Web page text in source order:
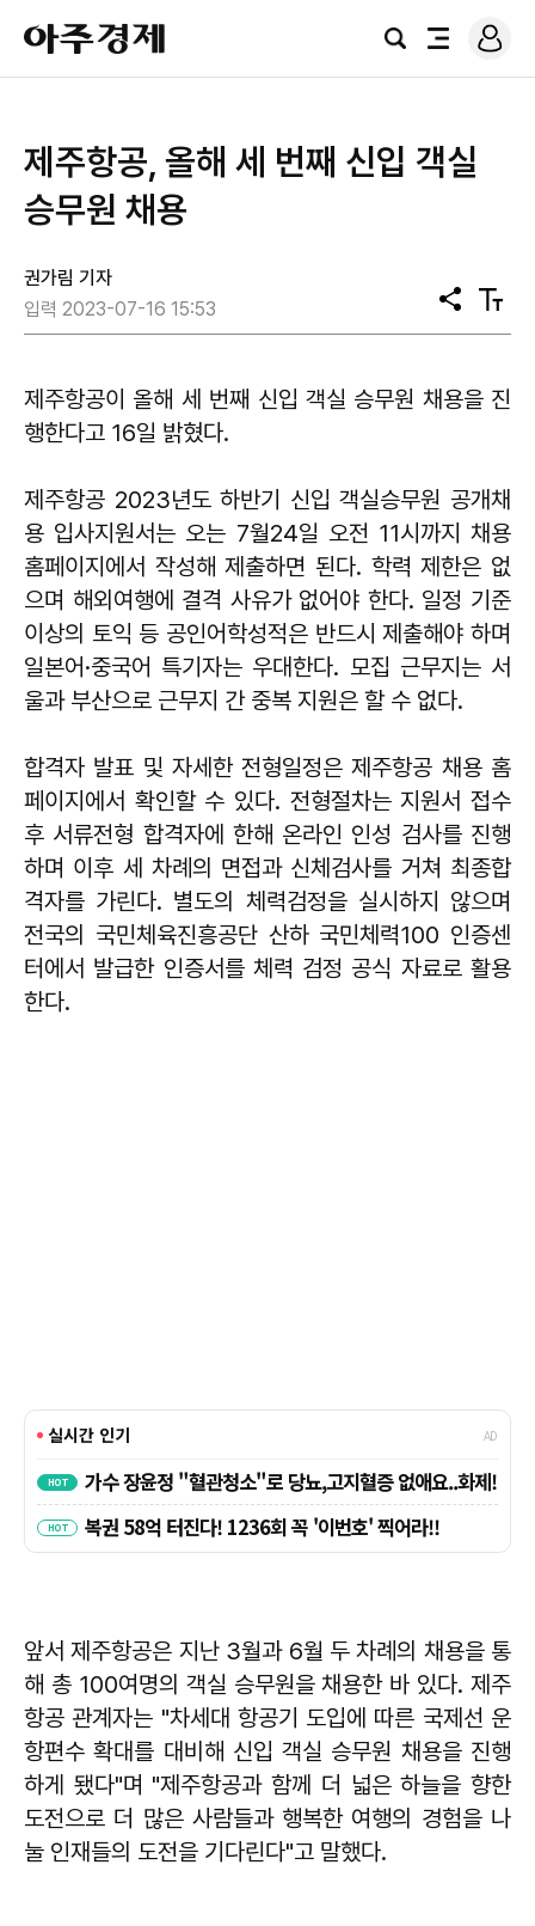
아
주
경
검
전
로
그
제주항공, 올해 세 번째 신입 객실
승무원 채용
권가림 기자
입력 2023-07-16 15:53
공
유
텍
스
기
제주항공이 올해 세 번째 신입 객실 승무원 채용을 진
행한다고 16일 밝혔다.
제주항공 2023년도 하반기 신입 객실승무원 공개채
용 입사지원서는 오는 7월24일 오전 11시까지 채용
홈페이지에서 작성해 제출하면 된다. 학력 제한은 없
으며 해외여행에 결격 사유가 없어야 한다. 일정 기준
이상의 토익 등 공인어학성적은 반드시 제출해야 하며
일본어·중국어 특기자는 우대한다. 모집 근무지는 서
울과 부산으로 근무지 간 중복 지원은 할 수 없다.
합격자 발표 및 자세한 전형일정은 제주항공 채용 홈
페이지에서 확인할 수 있다. 전형절차는 지원서 접수
후 서류전형 합격자에 한해 온라인 인성 검사를 진행
하며 이후 세 차례의 면접과 신체검사를 거쳐 최종합
격자를 가린다. 별도의 체력검정을 실시하지 않으며
전국의 국민체육진흥공단 산하 국민체력100 인증센
터에서 발급한 인증서를 체력 검정 공식 자료로 활용
한다.
앞서 제주항공은 지난 3월과 6월 두 차례의 채용을 통
해 총 100여명의 객실 승무원을 채용한 바 있다. 제주
항공 관계자는 "차세대 항공기 도입에 따른 국제선 운
항편수 확대를 대비해 신입 객실 승무원 채용을 진행
하게 됐다"며 "제주항공과 함께 더 넓은 하늘을 향한
도전으로 더 많은 사람들과 행복한 여행의 경험을 나
눌 인재들의 도전을 기다린다"고 말했다.